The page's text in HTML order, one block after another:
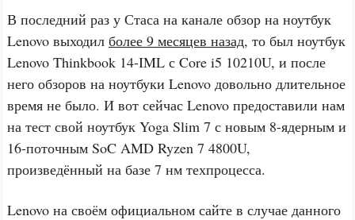
В последний раз у Стаса на канале обзор на ноутбук
Lenovo выходил более 9 месяцев назад, то был ноутбук
Lenovo Thinkbook 14-IML с Core i5 10210U, и после
него обзоров на ноутбуки Lenovo довольно длительное
время не было. И вот сейчас Lenovo предоставили нам
на тест свой ноутбук Yoga Slim 7 с новым 8-ядерным и
16-поточным SoC AMD Ryzen 7 4800U,
произведённый на базе 7 нм техпроцесса.
Lenovo на своём официальном сайте в случае данного